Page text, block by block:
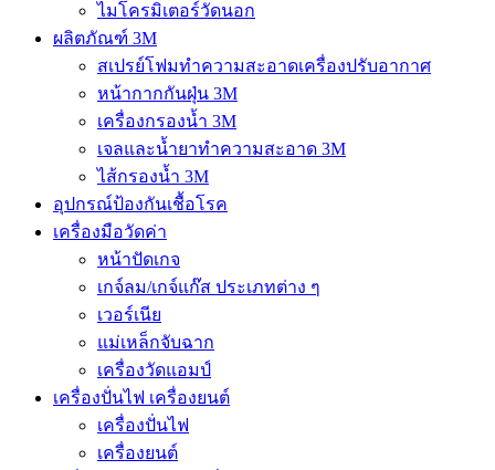
ไมโครมิเตอร์วัดนอก
ผลิตภัณฑ์ 3M
สเปรย์โฟมทำความสะอาดเครื่องปรับอากาศ
หน้ากากกันฝุ่น 3M
เครื่องกรองน้ำ 3M
เจลและน้ำยาทำความสะอาด 3M
ไส้กรองน้ำ 3M
อุปกรณ์ป้องกันเชื้อโรค
เครื่องมือวัดค่า
หน้าปัดเกจ
เกจ์ลม/เกจ์แก๊ส ประเภทต่าง ๆ
เวอร์เนีย
แม่เหล็กจับฉาก
เครื่องวัดแอมป์
เครื่องปั่นไฟ เครื่องยนต์
เครื่องปั่นไฟ
เครื่องยนต์